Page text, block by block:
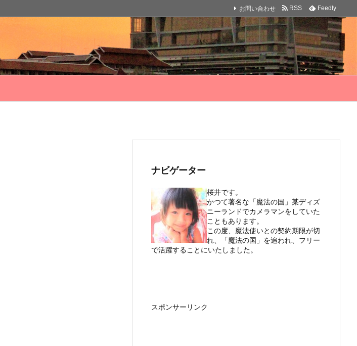
お問い合わせ RSS Feedly
ナビゲーター
桜井です。
かつて著名な「魔法の国」某ディズ
ニーランドでカメラマンをしていた
こともあります。
この度、魔法使いとの契約期限が切
れ、「魔法の国」を追われ、フリー
で活躍することにいたしました。
スポンサーリンク